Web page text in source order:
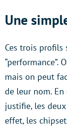
Une
Ces trois profils
“performance”.
mais on peut
de leur nom. En
justifie, les
effet, les